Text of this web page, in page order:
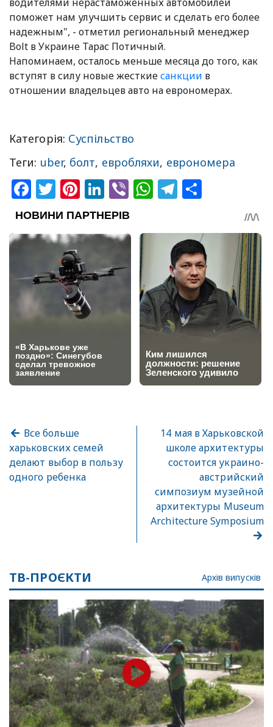
поможет нам улучшить сервис и сделать его более
надежным", - отметил региональный менеджер
Bolt в Украине Тарас Потичный.
Напоминаем, осталось меньше месяца до того, как
вступят в силу новые жесткиесанкции в
отношении владельцев авто на еврономерах.
Категорія: Суспільство
Теги: uber, болт, евробляхи, еврономера
Facebook
Twitter
Pinterest
LinkedIn
ViberWhatsApp
Telegram
Все больше
харьковских семей
делают выбор в пользу
одного ребенка
14 мая в Харьковской
школе архитектуры
состоится украино-
австрийский
симпозиум музейной
архитектуры Museum
Architecture Symposium
ТВ-ПРОЄКТИ Архів випусків